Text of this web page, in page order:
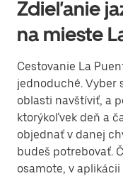
Zdieľanie
na mieste
Cestovanie La
jednoduché. Vyber
oblasti navštíviť, a
ktorýkoľvek deň a
objednať v danej
budeš potrebovať.
osamote, v